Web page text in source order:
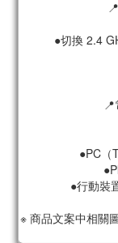
●切換 2.4
●PC（
●行動裝
※ 商品文案中相關